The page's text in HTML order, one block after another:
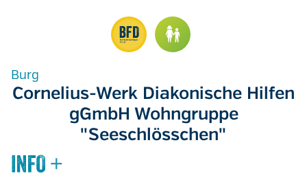
Burg
Cornelius-Werk Diakonische Hilfen
gGmbH Wohngruppe
"Seeschlösschen"